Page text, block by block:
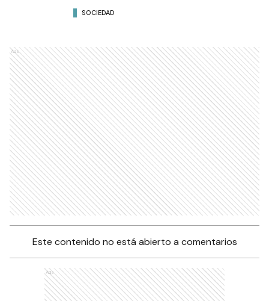
SOCIEDAD
Ads
Este contenido no está abierto a comentarios
Ads